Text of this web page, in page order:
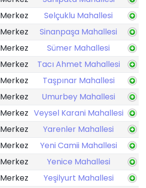
Merkez
Selçuklu Mahallesi
Merkez
Sinanpaşa Mahallesi
Merkez
Sümer Mahallesi
Merkez
Tacı Ahmet Mahallesi
Merkez
Taşpınar Mahallesi
Merkez
Umurbey Mahallesi
Merkez Veysel Karani Mahallesi
Merkez
Yarenler Mahallesi
Merkez
Yeni Camii Mahallesi
Merkez
Yenice Mahallesi
Merkez
Yeşilyurt Mahallesi